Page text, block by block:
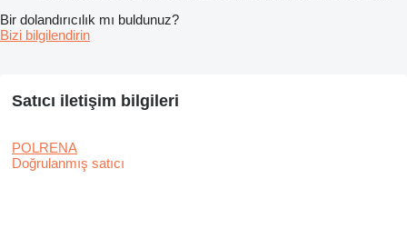
Bir dolandırıcılık mı buldunuz?
Bizi bilgilendirin
Satıcı iletişim bilgileri
POLRENA
Doğrulanmış satıcı